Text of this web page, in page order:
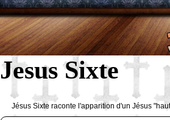
Jesus Sixte
Jésus Sixte raconte l'apparition d'un Jésus